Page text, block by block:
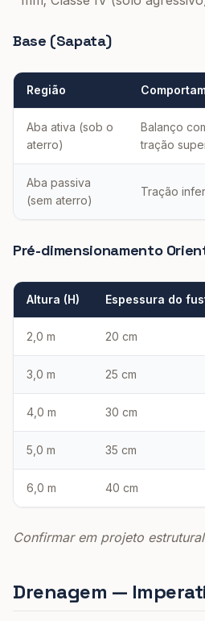
Base (Sapata)
Região
Aba ativa (sob o
aterro)
Balanço
tração
Aba passiva
(sem aterro)
Tração
Pré-dimensionamento
Altura (H) Espessura do
2,0 m 20 cm
3,0 m 25 cm
4,0 m 30 cm
5,0 m 35 cm
6,0 m 40 cm
Confirmar em projeto
Drenagem —